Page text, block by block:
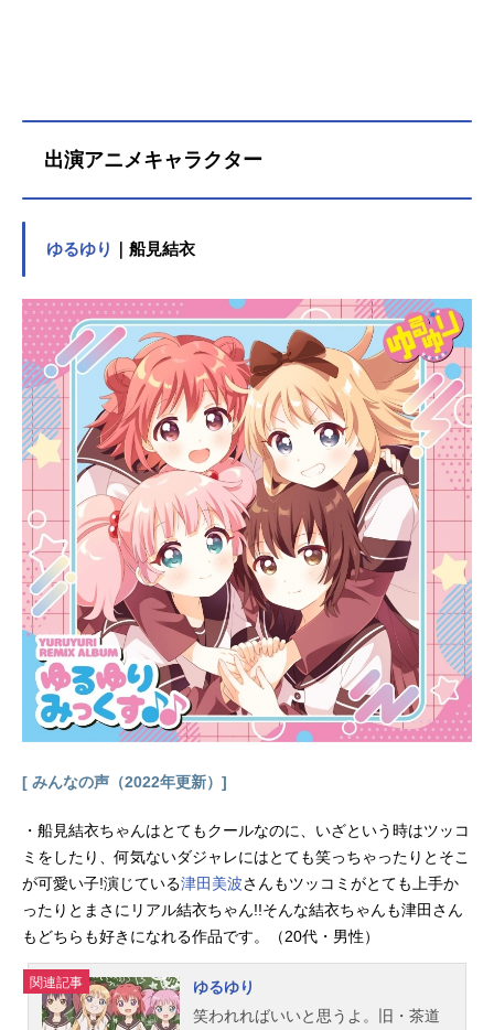
出演アニメキャラクター
ゆるゆり ｜船見結衣
[ みんなの声（2022年更新）]
・船見結衣ちゃんはとてもクールなのに、いざという時はツッコ
ミをしたり、何気ないダジャレにはとても笑っちゃったりとそこ
が可愛い子!演じている津田美波さんもツッコミがとても上手か
ったりとまさにリアル結衣ちゃん!!そんな結衣ちゃんも津田さん
もどちらも好きになれる作品です。（20代・男性）
関連記事
ゆるゆり
笑われればいいと思うよ。旧・茶道